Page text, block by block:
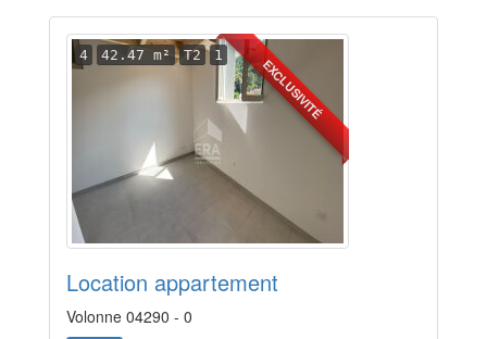
EXCLUSIVITÉ
4 42.47 m² T2 1
Location appartement
Volonne 04290 - 0